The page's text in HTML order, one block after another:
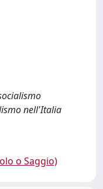
nell'Italia
o Saggio)